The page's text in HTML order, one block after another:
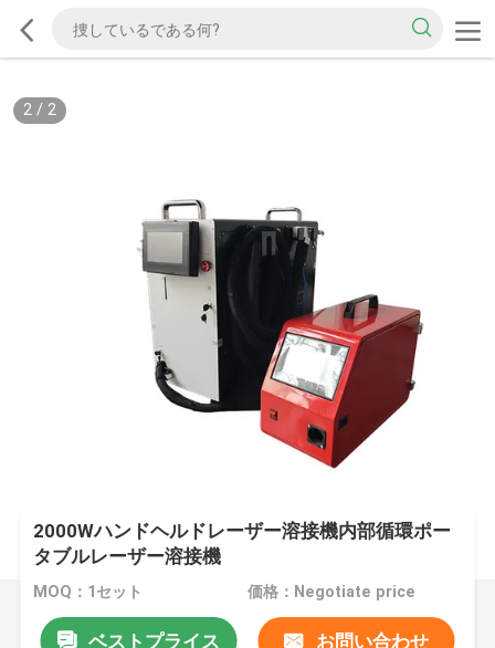
2/ 2
2000Wハンドヘルドレーザー溶接機内部循環ポー
タブルレーザー溶接機
MOQ：1セット 価格：Negotiate price
ベストプライス お問い合わせ